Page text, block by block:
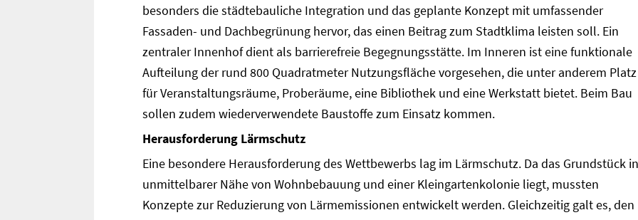
besonders die städtebauliche Integration und das geplante Konzept mit umfassender
Fassaden- und Dachbegrünung hervor, das einen Beitrag zum Stadtklima leisten soll. Ein
zentraler Innenhof dient als barrierefreie Begegnungsstätte. Im Inneren ist eine funktionale
Aufteilung der rund 800 Quadratmeter Nutzungsfläche vorgesehen, die unter anderem Platz
für Veranstaltungsräume, Proberäume, eine Bibliothek und eine Werkstatt bietet. Beim Bau
sollen zudem wiederverwendete Baustoffe zum Einsatz kommen.
Herausforderung Lärmschutz
Eine besondere Herausforderung des Wettbewerbs lag im Lärmschutz. Da das Grundstück in
unmittelbarer Nähe von Wohnbebauung und einer Kleingartenkolonie liegt, mussten
Konzepte zur Reduzierung von Lärmemissionen entwickelt werden. Gleichzeitig galt es, den